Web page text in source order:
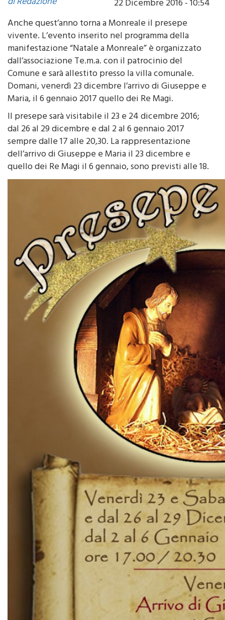
Anche quest’anno torna a Monreale il presepe
vivente. L’evento inserito nel programma della
manifestazione “Natale a Monreale” è organizzato
dall’associazione Te.m.a. con il patrocinio del
Comune e sarà allestito presso la villa comunale.
Domani, venerdì 23 dicembre l’arrivo di Giuseppe e
Maria, il 6 gennaio 2017 quello dei Re Magi.
Il presepe sarà visitabile il 23 e 24 dicembre 2016;
dal 26 al 29 dicembre e dal 2 al 6 gennaio 2017
sempre dalle 17 alle 20,30. La rappresentazione
dell’arrivo di Giuseppe e Maria il 23 dicembre e
quello dei Re Magi il 6 gennaio, sono previsti alle 18.